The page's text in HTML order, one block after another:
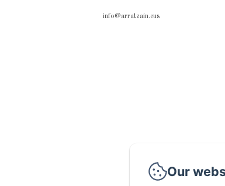
info@arratzain.eus
Our